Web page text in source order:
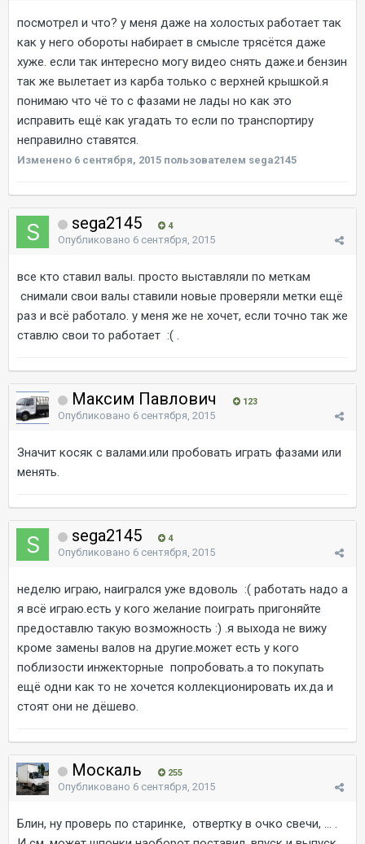
посмотрел и что? у меня даже на холостых работает так
как у него обороты набирает в смысле трясётся даже
хуже. если так интересно могу видео снять даже.и бензин
так же вылетает из карба только с верхней крышкой.я
понимаю что чё то с фазами не лады но как это
исправить ещё как угадать то если по транспортиру
неправилно ставятся.
Изменено 6 сентября, 2015 пользователем sega2145
sega2145 4
Опубликовано 6 сентября, 2015
все кто ставил валы. просто выставляли по меткам
снимали свои валы ставили новые проверяли метки ещё
раз и всё работало. у меня же не хочет, если точно так же
ставлю свои то работает :( .
Максим Павлович 123
Опубликовано 6 сентября, 2015
Значит косяк с валами.или пробовать играть фазами или
менять.
sega2145 4
Опубликовано 6 сентября, 2015
неделю играю, наигрался уже вдоволь :( работать надо а
я всё играю.есть у кого желание поиграть пригоняйте
предоставлю такую возможность :) .я выхода не вижу
кроме замены валов на другие.может есть у кого
поблизости инжекторные попробовать.а то покупать
ещё одни как то не хочется коллекционировать их.да и
стоят они не дёшево.
Москаль 255
Опубликовано 6 сентября, 2015
Блин, ну проверь по старинке, отвертку в очко свечи, ... .